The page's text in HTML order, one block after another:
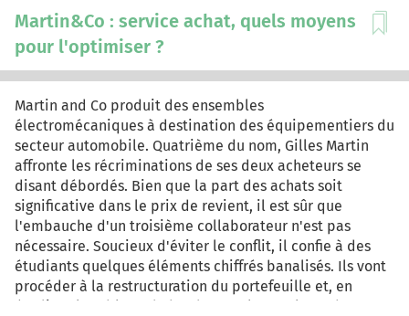
Martin&Co : service achat, quels moyens
pour l'optimiser ?
Martin and Co produit des ensembles
électromécaniques à destination des équipementiers du
secteur automobile. Quatrième du nom, Gilles Martin
affronte les récriminations de ses deux acheteurs se
disant débordés. Bien que la part des achats soit
significative dans le prix de revient, il est sûr que
l'embauche d'un troisième collaborateur n'est pas
nécessaire. Soucieux d'éviter le conflit, il confie à des
étudiants quelques éléments chiffrés banalisés. Ils vont
procéder à la restructuration du portefeuille et, en
étudiant le tableau de bord, rappeler quelques bonnes